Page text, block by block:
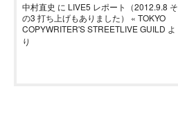
中村直史 に LIVE5 レポート（2012.9.8 そ
の3 打ち上げもありました） « TOKYO
COPYWRITER'S STREETLIVE GUILD よ
り